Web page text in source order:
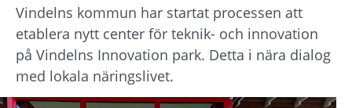
Vindelns kommun har startat processen att
etablera nytt center för teknik- och innovation
på Vindelns Innovation park. Detta i nära dialog
med lokala näringslivet.